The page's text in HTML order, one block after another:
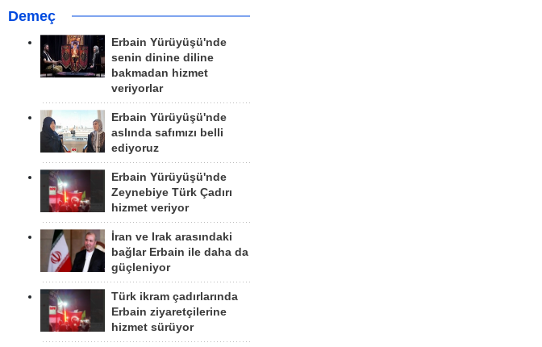
Demeç
Erbain Yürüyüşü'nde
senin dinine diline
bakmadan hizmet
veriyorlar
Erbain Yürüyüşü'nde
aslında safımızı belli
ediyoruz
Erbain Yürüyüşü'nde
Zeynebiye Türk Çadırı
hizmet veriyor
İran ve Irak arasındaki
bağlar Erbain ile daha da
güçleniyor
Türk ikram çadırlarında
Erbain ziyaretçilerine
hizmet sürüyor